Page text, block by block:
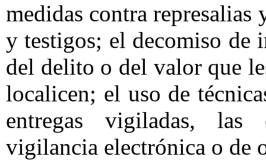
medidas contra
y testigos; el decomiso de
del delito o del valor que
localicen; el uso de
entregas vigiladas, las
vigilancia electrónica o de